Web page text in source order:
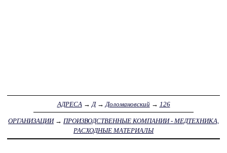
АДРЕСА → Д→ Доломановский→ 126
ОРГАНИЗАЦИИ→ ПРОИЗВОДСТВЕННЫЕ КОМПАНИИ - МЕДТЕХНИКА,
РАСХОДНЫЕ МАТЕРИАЛЫ